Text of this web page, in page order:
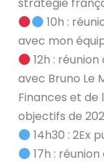
stratégie
10h :
avec mon
12h :
avec Bruno Le
Finances et de
objectifs de
14h30 : 2Ex
17h :